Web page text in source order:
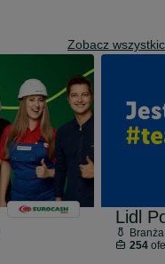
Zobacz
Lidl
254